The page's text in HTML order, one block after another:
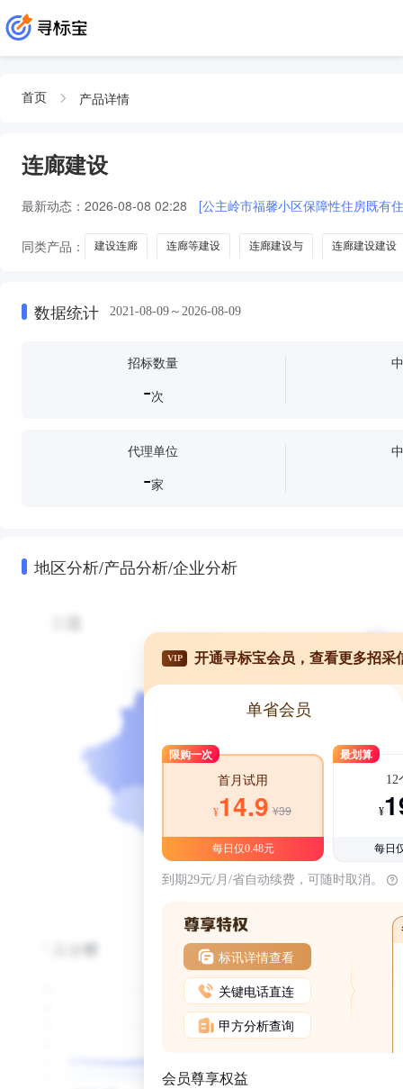
首页 产品详情
连廊建设
最新动态： 2026-08-08 02:28 [公主岭市福馨小区保障性住房既有
同类产品： 建设连廊 连廊等建设 连廊建设与 连廊建设建设
数据统计 2021-08-09～2026-08-09
招标数量
-次
代理单位
-家
地区分析/产品分析/企业分析
VIP 开通寻标宝会员，查看更多招采
单省会员
限购一次
首月试用
¥14.9 ¥39
每日仅0.48元
最划算
12
¥
每日
到期29元/月/省自动续费，可随时取消。
标讯详情查看
关键电话直连
甲方分析查询
会员尊享权益